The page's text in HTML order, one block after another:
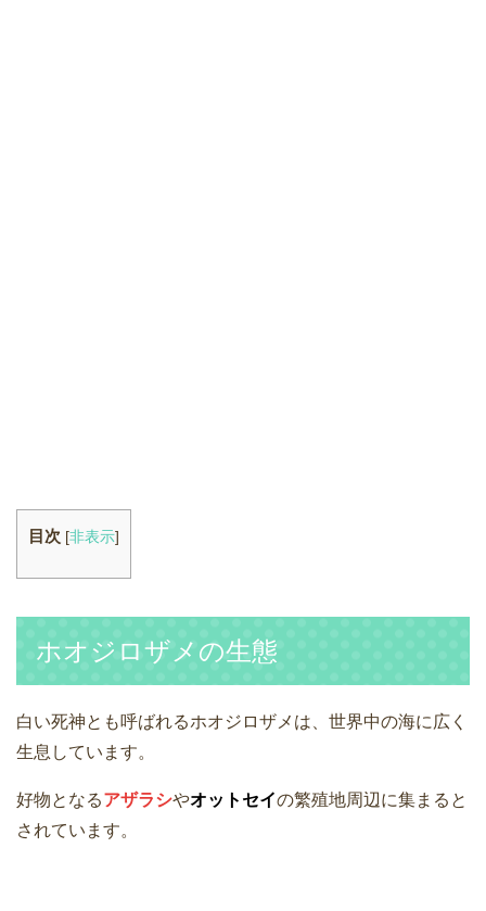
目次 [非表示]
ホオジロザメの生態
白い死神とも呼ばれるホオジロザメは、世界中の海に広く
生息しています。
好物となるアザラシやオットセイの繁殖地周辺に集まると
されています。